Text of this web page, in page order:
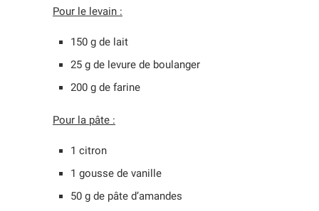
Pour le levain :
150 g de lait
25 g de levure de boulanger
200 g de farine
Pour la pâte :
1 citron
1 gousse de vanille
50 g de pâte d’amandes